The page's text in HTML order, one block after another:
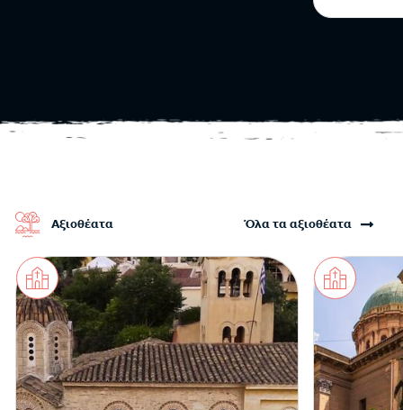
Αξιοθέατα Όλα τα αξιοθέατα